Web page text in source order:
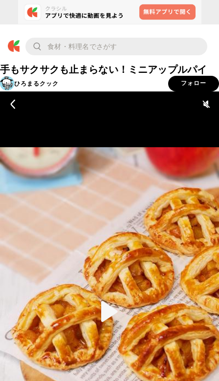
手もサクサクも止まらない！ミニアップルパイ
ひろまるクック フォロー